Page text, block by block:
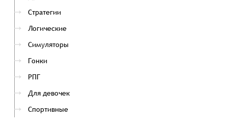
Стратегии
Логические
Симуляторы
Гонки
РПГ
Для девочек
Спортивные